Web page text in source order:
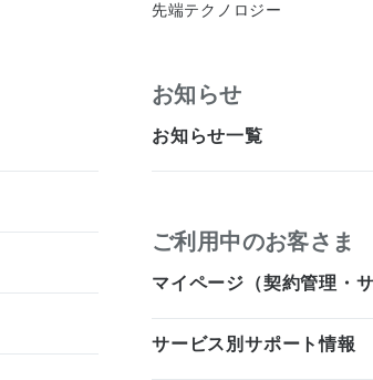
先端テクノロジー
お知らせ
お知らせ一覧
ご利用中のお客さま
マイページ（契約管理・
サービス別サポート情報